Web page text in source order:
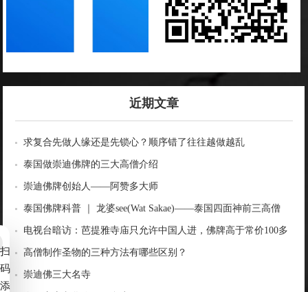
近期文章
求复合先做人缘还是先锁心？顺序错了往往越做越乱
泰国做崇迪佛牌的三大高僧介绍
崇迪佛牌创始人——阿赞多大师
泰国佛牌科普 ｜ 龙婆see(Wat Sakae)——泰国四面神前三高僧
电视台暗访：芭提雅寺庙只允许中国人进，佛牌高于常价100多
倍！
高僧制作圣物的三种方法有哪些区别？
崇迪佛三大名寺
扫
码
添